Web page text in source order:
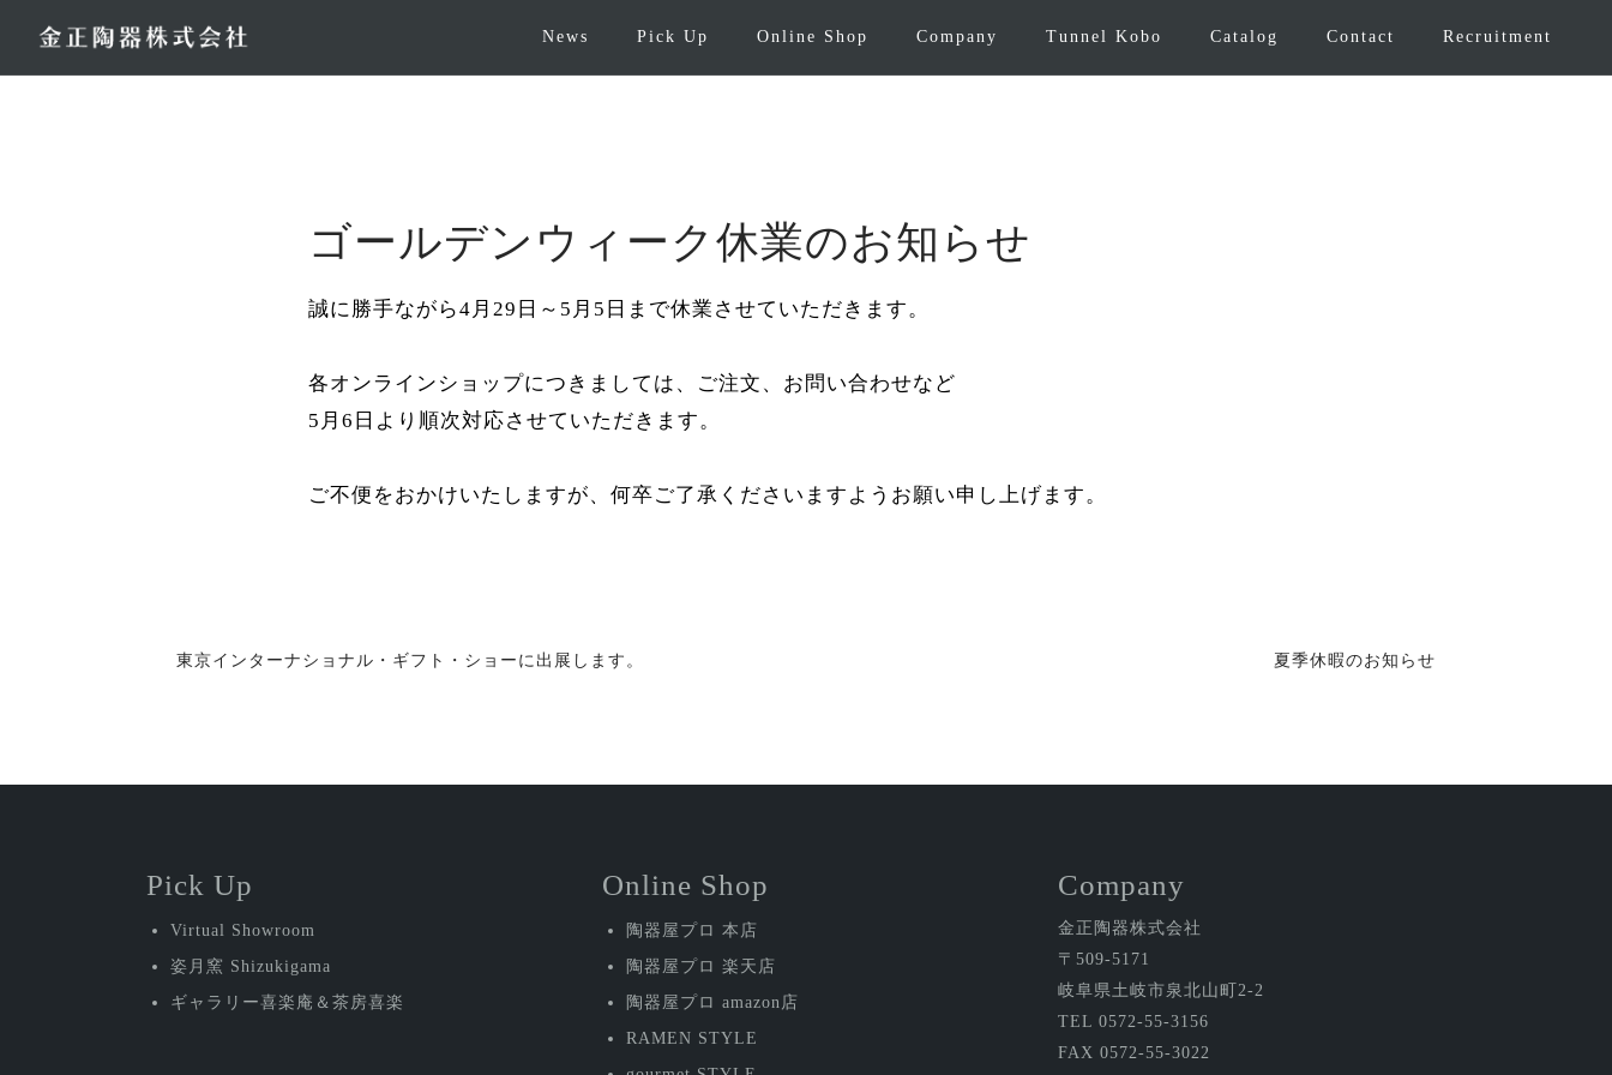
テ
News Pick Up Online Shop Company Tunnel Kobo Catalog Contact Recruitment
ゴールデンウィーク休業のお知らせ
誠に勝手ながら4月29日～5月5日まで休業させていただきます。
各オンラインショップにつきましては、ご注文、お問い合わせなど
5月6日より順次対応させていただきます。
ご不便をおかけいたしますが、何卒ご了承くださいますようお願い申し上げます。
投
ビ
シ
ョ
ン
東京インターナショナル・ギフト・ショーに出展します。 夏季休暇のお知らせ
Pick Up
Virtual Showroom
姿月窯 Shizukigama
ギャラリー喜楽庵＆茶房喜楽
Online Shop
陶器屋プロ 本店
陶器屋プロ 楽天店
陶器屋プロ amazon店
RAMEN STYLE
Company
金正陶器株式会社
〒509-5171
岐阜県土岐市泉北山町2-2
TEL 0572-55-3156
FAX 0572-55-3022